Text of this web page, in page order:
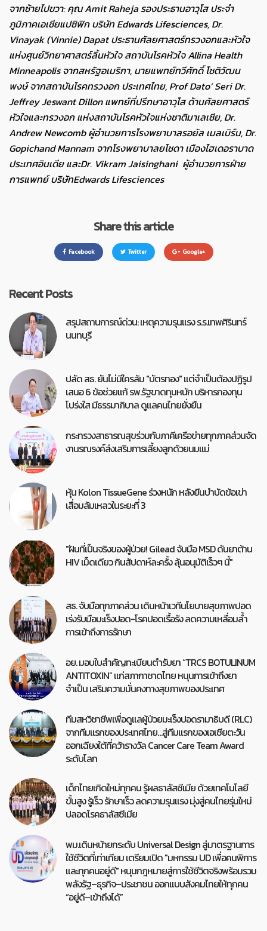
จากซ้ายไปขวา:คุณAmit Rahejaรองประธานอาวุโส ประจำ
ภูมิภาคเอเชียแปซิฟิก บริษัทEdwards Lifesciences, Dr.
Vinayak (Vinnie) Dapatประธานศัลยศาสตร์ทรวงอกและหัวใจ
แห่งศูนย์วิทยาศาสตร์ลิ้นหัวใจ สถาบันโรคหัวใจAllina Health
Minneapolisจากสหรัฐอเมริกา, นายแพทย์ทวีศักดิ์ โชติวัฒน
พงษ์ จากสถาบันโรคทรวงอก ประเทศไทย, Prof Dato’ Seri Dr.
Jeffrey Jeswant Dillonแพทย์ที่ปรึกษาอาวุโส ด้านศัลยศาสตร์
หัวใจและทรวงอก แห่งสถาบันโรคหัวใจแห่งชาติมาเลเซีย, Dr.
Andrew Newcombผู้อำนวยการโรงพยาบาลรอยัล เมลเบิร์น, Dr.
Gopichand Mannam จากโรงพยาบาลยโชดา เมืองไฮเดอราบาด
ประเทศอินเดีย และDr. Vikram Jaisinghani ผู้อำนวยการฝ่าย
การแพทย์ บริษัทEdwards Lifesciences
Share this article
Facebook Twitter Google+
Recent Posts
สรุปสถานการณ์ด่วน: เหตุความรุนแรง ร.ร.เทพศิรินทร์
นนทบุรี
ปลัด สธ. ยันไม่มีใครล้ม "บัตรทอง" แต่จำเป็นต้องปฏิรูป
เสนอ 6 ข้อช่วยแก้ รพ.รัฐขาดทุนหนัก บริหารกองทุน
โปร่งใส มีธรรมาภิบาล ดูแลคนไทยยั่งยืน
กระทรวงสาธารณสุขร่วมกับภาคีเครือข่ายทุกภาคส่วนจัด
งานรณรงค์ส่งเสริมการเลี้ยงลูกด้วยนมแม่
หุ้น Kolon TissueGene ร่วงหนัก หลังยีนบำบัดข้อเข่า
เสื่อมล้มเหลวในระยะที่ 3
"ฝันที่เป็นจริงของผู้ป่วย! Gilead จับมือ MSD ดันยาต้าน
HIV เม็ดเดียว กินสัปดาห์ละครั้ง ลุ้นอนุมัติเร็วๆ นี้"
สธ. จับมือทุกภาคส่วน เดินหน้าเวทีนโยบายสุขภาพปอด
เร่งรับมือมะเร็งปอด-โรคปอดเรื้อรัง ลดความเหลื่อมล้ำ
การเข้าถึงการรักษา
อย. มอบใบสำคัญทะเบียนตำรับยา “TRCS BOTULINUM
ANTITOXIN” แก่สภากาชาดไทย หนุนการเข้าถึงยา
จำเป็น เสริมความมั่นคงทางสุขภาพของประเทศ
ทีมสหวิชาชีพเพื่อดูแลผู้ป่วยมะเร็งปอดรามาธิบดี (RLC)
จากทีมแรกของประเทศไทย…สู่ทีมแรกของเอเชียตะวัน
ออกเฉียงใต้ที่คว้ารางวัล Cancer Care Team Award
ระดับโลก
เด็กไทยเกิดใหม่ทุกคน รู้ผลธาลัสซีเมีย ด้วยเทคโนโลยี
ขั้นสูง รู้เร็ว รักษาเร็ว ลดความรุนแรง มุ่งสู่คนไทยรุ่นใหม่
ปลอดโรคธาลัสซีเมีย
พม.เดินหน้ายกระดับ Universal Design สู่มาตรฐานการ
ใช้ชีวิตที่เท่าเทียม เตรียมเปิด "มหกรรม UD เพื่อคนพิการ
และทุกคนอยู่ดี" หนุนกฎหมายสู่การใช้ชีวิตจริงพร้อมรวม
พลังรัฐ–ธุรกิจ–ประชาชน ออกแบบสังคมไทยให้ทุกคน
“อยู่ดี–เข้าถึงได้”